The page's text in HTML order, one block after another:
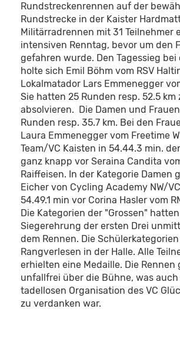
Rundstreckenrennen auf der
Rundstrecke in der Kaister
Militärradrennen mit 31 Teilnehmer
intensiven Renntag, bevor um den
gefahren wurde. Den Tagessieg bei
holte sich Emil Böhm vom RSV
Lokalmatador Lars Emmenegger
Sie hatten 25 Runden resp. 52.5 km
absolvieren. Die Damen und
Runden resp. 35.7 km. Bei den
Laura Emmenegger vom Freetime
Team/VC Kaisten in 54.44.3 min.
ganz knapp vor Seraina Candita
Raiffeisen. In der Kategorie Damen
Eicher von Cycling Academy NW/
54.49.1 min vor Corina Hasler vom
Die Kategorien der "Grossen"
Siegerehrung der ersten Drei
dem Rennen. Die
Rangverlesen in der Halle. Alle
erhielten eine Medaille. Die Rennen
unfallfrei über die Bühne, was
tadellosen Organisation des VC
zu verdanken war.